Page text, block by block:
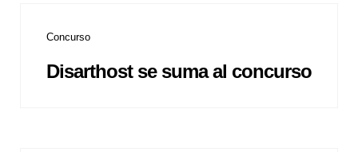
Concurso
Disarthost se suma al concurso